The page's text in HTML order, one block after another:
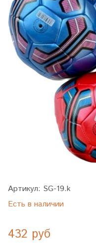
Артикул: SG-19.k
Есть в наличии
432 руб